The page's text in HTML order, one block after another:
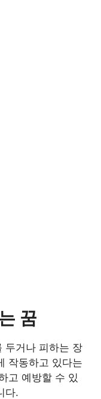
꿈
두거나 피하는 장
작동하고 있다는
고 예방할 수 있
다.